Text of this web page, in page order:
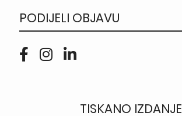
PODIJELI OBJAVU
TISKANO IZDANJE